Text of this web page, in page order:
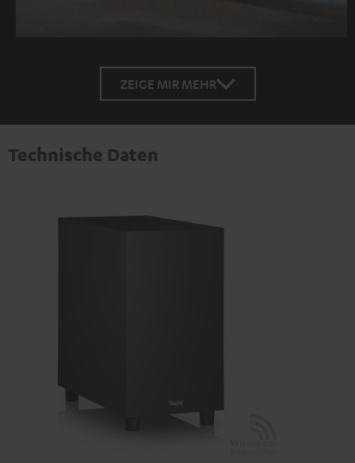
ZEIGE MIR MEHR
Technische Daten